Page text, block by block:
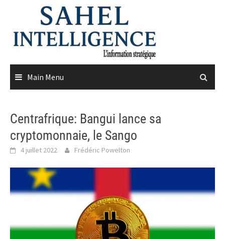
content
Main Menu
Centrafrique: Bangui lance sa
cryptomonnaie, le Sango
4 juillet 2022 Frédéric Powelton